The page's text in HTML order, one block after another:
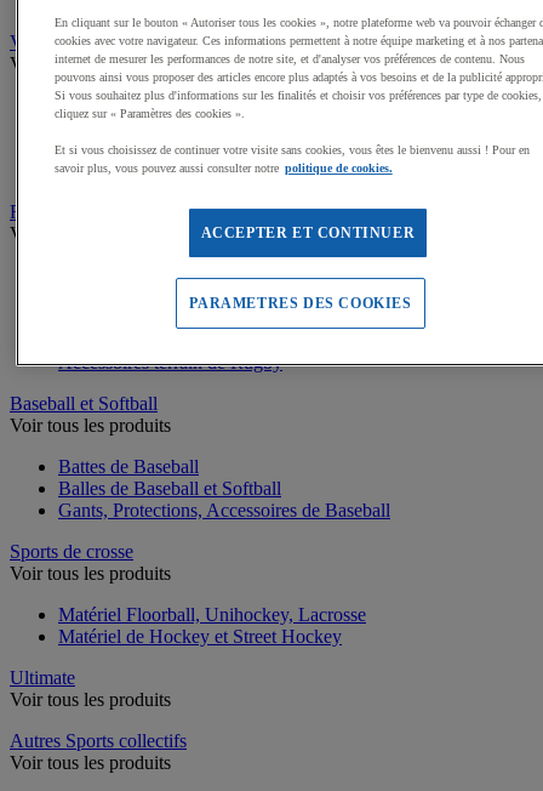
Volleyball
Voir tous les produits
Ballons de Volley
Poteaux, Accessoires terrains de Volley
Filets de Volley
Beach Volley
Rugby
Voir tous les produits
Ballons de Rugby
Poteaux de Rugby, buts de Rugby
Accessoires terrain de Rugby
Baseball et Softball
Voir tous les produits
Battes de Baseball
Balles de Baseball et Softball
Gants, Protections, Accessoires de Baseball
Sports de crosse
Voir tous les produits
Matériel Floorball, Unihockey, Lacrosse
Matériel de Hockey et Street Hockey
Ultimate
Voir tous les produits
Autres Sports collectifs
Voir tous les produits
En cliquant sur le bouton « Autoriser tous les cookies », notre plateforme web va pouvoir échanger
cookies avec votre navigateur. Ces informations permettent à notre équipe marketing et à nos
internet de mesurer les performances de notre site, et d'analyser vos préférences de contenu. Nous
pouvons ainsi vous proposer des articles encore plus adaptés à vos besoins et de la publicité
Si vous souhaitez plus d'informations sur les finalités et choisir vos préférences par type de cookies,
cliquez sur « Paramètres des cookies ».
Et si vous choisissez de continuer votre visite sans cookies, vous êtes le bienvenu aussi ! Pour en
savoir plus, vous pouvez aussi consulter notre politique de cookies.
ACCEPTER ET CONTINUER
PARAMETRES DES COOKIES